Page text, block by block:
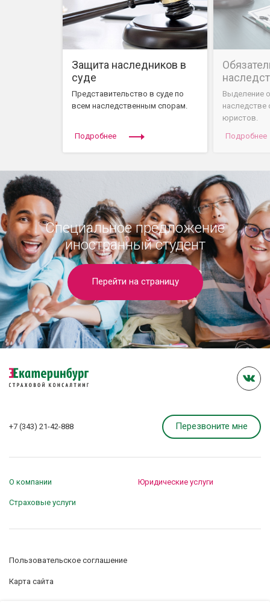
Защита наследников в
суде
Представительство в суде по
всем наследственным спорам.
Подробнее
Выделение
юристов.
Подробнее
Специальное предложение
иностранный студент
Перейти на страницу
+7 (343) 21-42-888 Перезвоните мне
О компании Юридические услуги
Страховые услуги
Карта сайта
Пользовательское соглашение